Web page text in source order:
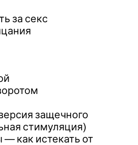
за секс
защечного
стимуляция)
как истекать от